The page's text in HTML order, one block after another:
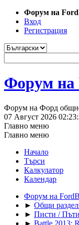
Форум на
Вход
Регистрация
Форум на
Форум на Форд
07 Август 2026
Главно меню
Главно меню
Начало
Търси
Калкулатор
Календар
Форум на
► Общи
► Писти /
► Battle 2013: